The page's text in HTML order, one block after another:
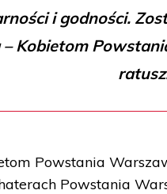
i godności.
Kobietom
Powstania
Powstania